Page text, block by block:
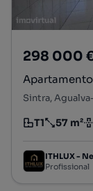
298 000
Apartamento
Tipologia
T1
Preço por57 m²
Andar
ITHLUX -
Profissional